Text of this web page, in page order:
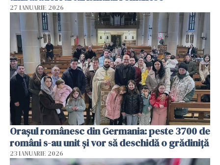
27 IANUARIE 2026
Orașul românesc din Germania: peste 3700 de
români s-au unit și vor să deschidă o grădiniță
23 IANUARIE 2026